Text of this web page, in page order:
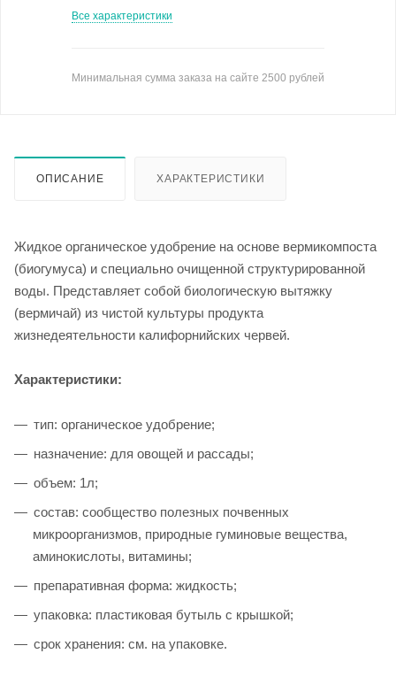
Все характеристики
Минимальная сумма заказа на сайте 2500 рублей
ОПИСАНИЕ ХАРАКТЕРИСТИКИ
Жидкое органическое удобрение на основе вермикомпоста
(биогумуса) и специально очищенной структурированной
воды. Представляет собой биологическую вытяжку
(вермичай) из чистой культуры продукта
жизнедеятельности калифорнийских червей.
Характеристики:
тип: органическое удобрение;
назначение: для овощей и рассады;
объем: 1л;
состав: сообщество полезных почвенных
микроорганизмов, природные гуминовые вещества,
аминокислоты, витамины;
препаративная форма: жидкость;
упаковка: пластиковая бутыль с крышкой;
срок хранения: см. на упаковке.